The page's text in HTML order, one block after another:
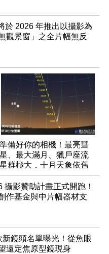
於 2026 年推出以攝影為
觀景窗」之全片幅無反
準備好你的相機！最亮彗
星、最大滿月、獵戶座流
星群極大，十月天象依舊
精彩！
攝影贊助計畫正式開跑！
作基金與中片幅器材支
新鏡頭名單曝光！從魚眼
遠定焦原型鏡現身